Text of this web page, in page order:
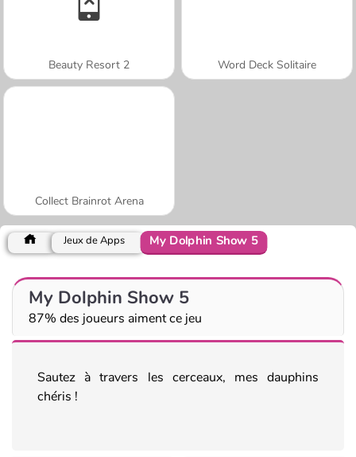
Beauty Resort 2 Word Deck Solitaire
Collect Brainrot Arena
Jeux de Apps My Dolphin Show 5
My Dolphin Show 5
87% des joueurs aiment ce jeu
Sautez à travers les cerceaux, mes dauphins
chéris !